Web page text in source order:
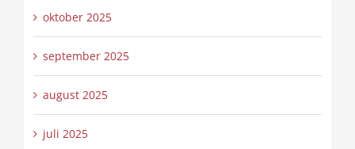
oktober 2025
september 2025
august 2025
juli 2025